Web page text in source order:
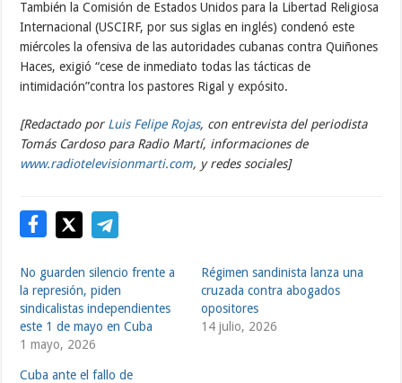
También la Comisión de Estados Unidos para la Libertad Religiosa
Internacional (USCIRF, por sus siglas en inglés) condenó este
miércoles la ofensiva de las autoridades cubanas contra Quiñones
Haces, exigió “cese de inmediato todas las tácticas de
intimidación”contra los pastores Rigal y expósito.
[Redactado por Luis Felipe Rojas, con entrevista del periodista
Tomás Cardoso para Radio Martí, informaciones de
www.radiotelevisionmarti.com, y redes sociales]
No guarden silencio frente a
la represión, piden
sindicalistas independientes
este 1 de mayo en Cuba
1 mayo, 2026
Régimen sandinista lanza una
cruzada contra abogados
opositores
14 julio, 2026
Cuba ante el fallo de